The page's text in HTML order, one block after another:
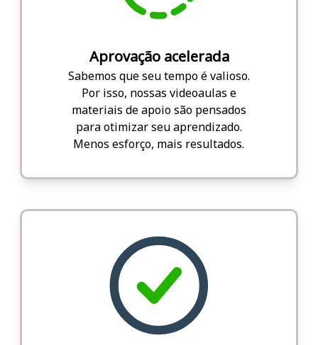
Aprovação acelerada
Sabemos que seu tempo é valioso.
Por isso, nossas videoaulas e
materiais de apoio são pensados
para otimizar seu aprendizado.
Menos esforço, mais resultados.